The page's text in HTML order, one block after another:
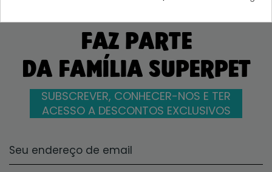
FAZ PARTE
DA FAMÍLIA SUPERPET
SUBSCREVER, CONHECER-NOS E TER
ACESSO A DESCONTOS EXCLUSIVOS